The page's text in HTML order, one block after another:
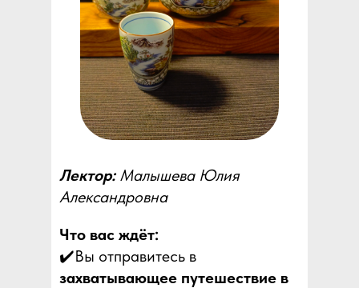
Что вас ждёт:
✔️Вы отправитесь в
захватывающее путешествие в
Лектор: Малышева Юлия
Александровна